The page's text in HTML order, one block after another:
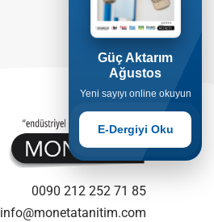
0090 212 252 71 85
info@monetatanitim.com
Güç Aktarım
Ağustos
Yeni sayıyı online okuyun
E-Dergiyi Oku